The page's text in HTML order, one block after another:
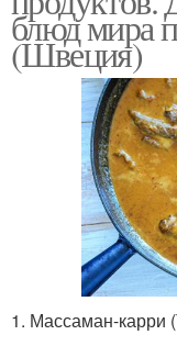
блюд мира
(Швеция)
1. Массаман-карри